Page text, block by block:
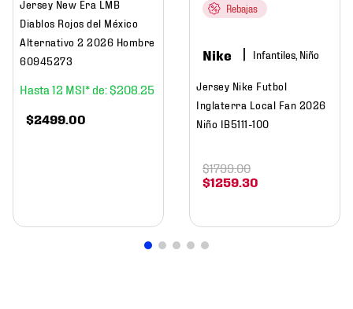
Jersey New Era LMB
Diablos Rojos del México
Alternativo 2 2026 Hombre
60945273
12 $208 25
$2499 00
Rebajas
Nike Infantiles, Niño
Jersey Nike Futbol
Inglaterra Local Fan 2026
Niño IB5111-100
$1259 30
$1799.00